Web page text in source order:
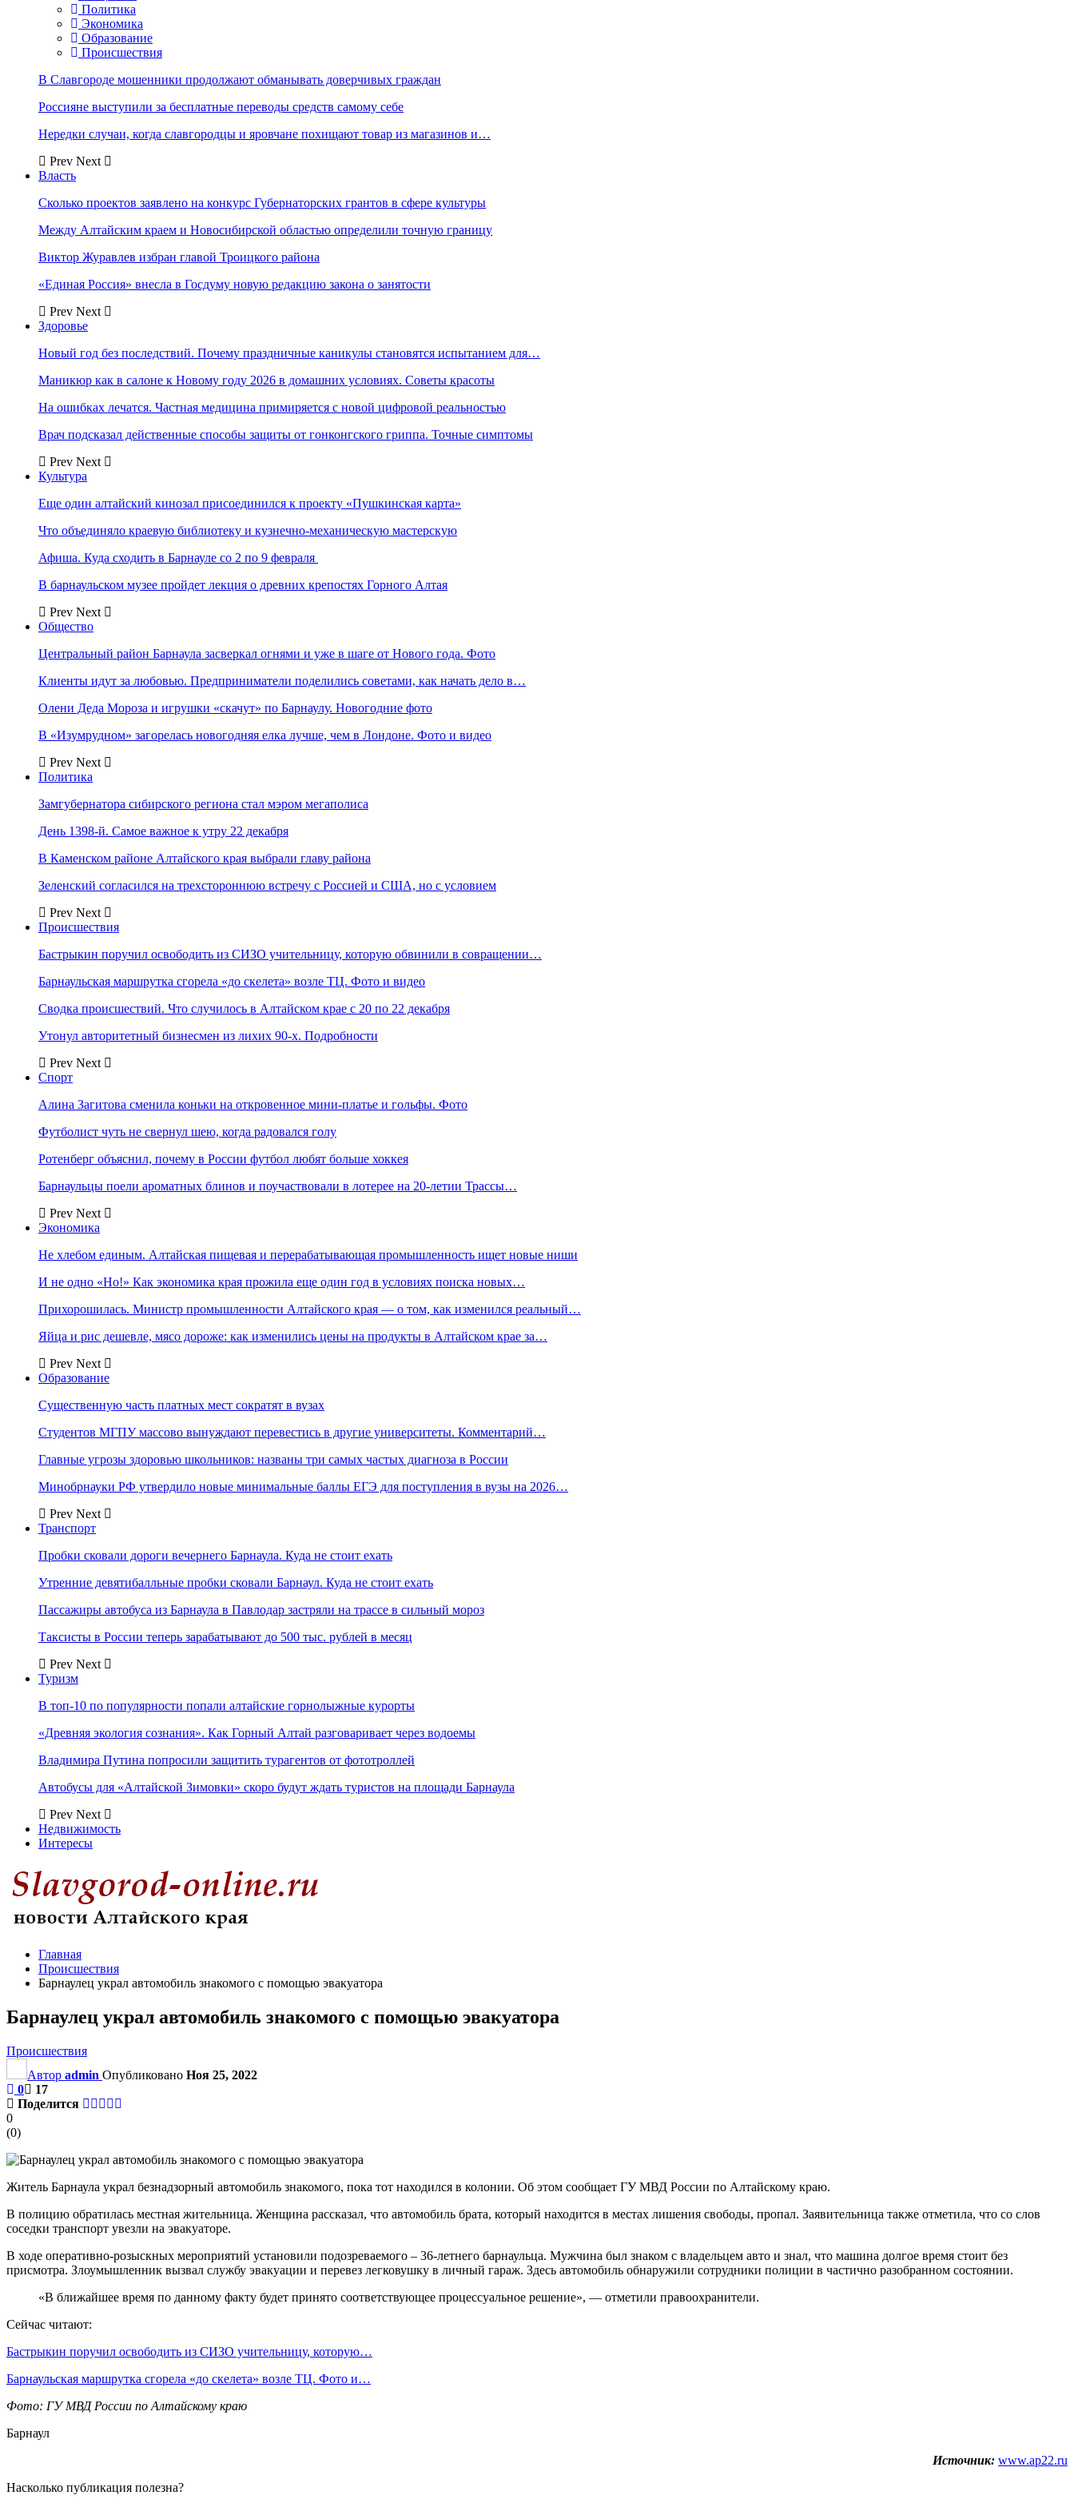
Политика
Экономика
Образование
Происшествия
В Славгороде мошенники продолжают обманывать доверчивых граждан
Россияне выступили за бесплатные переводы средств самому себе
Нередки случаи, когда славгородцы и яровчане похищают товар из магазинов и…
Prev Next
Власть
Сколько проектов заявлено на конкурс Губернаторских грантов в сфере культуры
Между Алтайским краем и Новосибирской областью определили точную границу
Виктор Журавлев избран главой Троицкого района
«Единая Россия» внесла в Госдуму новую редакцию закона о занятости
Prev Next
Здоровье
Новый год без последствий. Почему праздничные каникулы становятся испытанием для…
Маникюр как в салоне к Новому году 2026 в домашних условиях. Советы красоты
На ошибках лечатся. Частная медицина примиряется с новой цифровой реальностью
Врач подсказал действенные способы защиты от гонконгского гриппа. Точные симптомы
Prev Next
Культура
Еще один алтайский кинозал присоединился к проекту «Пушкинская карта»
Что объединяло краевую библиотеку и кузнечно-механическую мастерскую
Афиша. Куда сходить в Барнауле со 2 по 9 февраля
В барнаульском музее пройдет лекция о древних крепостях Горного Алтая
Prev Next
Общество
Центральный район Барнаула засверкал огнями и уже в шаге от Нового года. Фото
Клиенты идут за любовью. Предприниматели поделились советами, как начать дело в…
Олени Деда Мороза и игрушки «скачут» по Барнаулу. Новогодние фото
В «Изумрудном» загорелась новогодняя елка лучше, чем в Лондоне. Фото и видео
Prev Next
Политика
Замгубернатора сибирского региона стал мэром мегаполиса
День 1398-й. Самое важное к утру 22 декабря
В Каменском районе Алтайского края выбрали главу района
Зеленский согласился на трехстороннюю встречу с Россией и США, но с условием
Prev Next
Происшествия
Бастрыкин поручил освободить из СИЗО учительницу, которую обвинили в совращении…
Барнаульская маршрутка сгорела «до скелета» возле ТЦ. Фото и видео
Сводка происшествий. Что случилось в Алтайском крае с 20 по 22 декабря
Утонул авторитетный бизнесмен из лихих 90-х. Подробности
Prev Next
Спорт
Алина Загитова сменила коньки на откровенное мини-платье и гольфы. Фото
Футболист чуть не свернул шею, когда радовался голу
Ротенберг объяснил, почему в России футбол любят больше хоккея
Барнаульцы поели ароматных блинов и поучаствовали в лотерее на 20-летии Трассы…
Prev Next
Экономика
Не хлебом единым. Алтайская пищевая и перерабатывающая промышленность ищет новые ниши
И не одно «Но!» Как экономика края прожила еще один год в условиях поиска новых…
Прихорошилась. Министр промышленности Алтайского края — о том, как изменился реальный…
Яйца и рис дешевле, мясо дороже: как изменились цены на продукты в Алтайском крае за…
Prev Next
Образование
Существенную часть платных мест сократят в вузах
Студентов МГПУ массово вынуждают перевестись в другие университеты. Комментарий…
Главные угрозы здоровью школьников: названы три самых частых диагноза в России
Минобрнауки РФ утвердило новые минимальные баллы ЕГЭ для поступления в вузы на 2026…
Prev Next
Транспорт
Пробки сковали дороги вечернего Барнаула. Куда не стоит ехать
Утренние девятибалльные пробки сковали Барнаул. Куда не стоит ехать
Пассажиры автобуса из Барнаула в Павлодар застряли на трассе в сильный мороз
Таксисты в России теперь зарабатывают до 500 тыс. рублей в месяц
Prev Next
Туризм
В топ-10 по популярности попали алтайские горнолыжные курорты
«Древняя экология сознания». Как Горный Алтай разговаривает через водоемы
Владимира Путина попросили защитить турагентов от фототроллей
Автобусы для «Алтайской Зимовки» скоро будут ждать туристов на площади Барнаула
Prev Next
Недвижимость
Интересы
Главная
Происшествия
Барнаулец украл автомобиль знакомого с помощью эвакуатора
Барнаулец украл автомобиль знакомого с помощью эвакуатора
Происшествия
Автор admin Опубликовано Ноя 25, 2022
0
17
Поделится
0
(0)
Житель Барнаула украл безнадзорный автомобиль знакомого, пока тот находился в колонии. Об этом сообщает ГУ МВД России по Алтайскому краю.
В полицию обратилась местная жительница. Женщина рассказал, что автомобиль брата, который находится в местах лишения свободы, пропал. Заявительница также отметила, что со слов
соседки транспорт увезли на эвакуаторе.
В ходе оперативно-розыскных мероприятий установили подозреваемого – 36-летнего барнаульца. Мужчина был знаком с владельцем авто и знал, что машина долгое время стоит без
присмотра. Злоумышленник вызвал службу эвакуации и перевез легковушку в личный гараж. Здесь автомобиль обнаружили сотрудники полиции в частично разобранном состоянии.
«В ближайшее время по данному факту будет принято соответствующее процессуальное решение», — отметили правоохранители.
Сейчас читают:
Бастрыкин поручил освободить из СИЗО учительницу, которую…
Барнаульская маршрутка сгорела «до скелета» возле ТЦ. Фото и…
Фото: ГУ МВД России по Алтайскому краю
Барнаул
Источник: www.ap22.ru
Насколько публикация полезна?